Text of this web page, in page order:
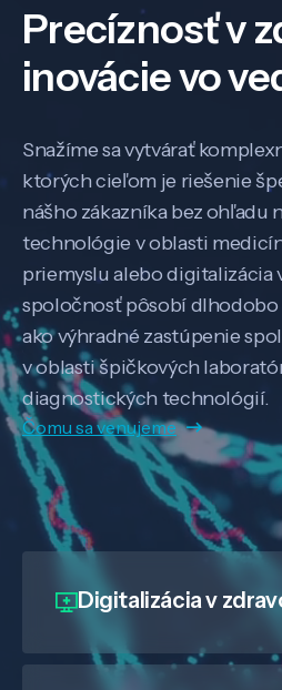
Precíznosť v
inovácie vo
Snažíme sa vytvárať
ktorých cieľom je riešenie
nášho zákazníka bez ohľadu
technológie v oblasti
priemyslu alebo digitalizácia
spoločnosť pôsobí dlhodobo
ako výhradné zastúpenie
v oblasti špičkových
diagnostických technológií.
Čomu sa venujeme
Digitalizáciav